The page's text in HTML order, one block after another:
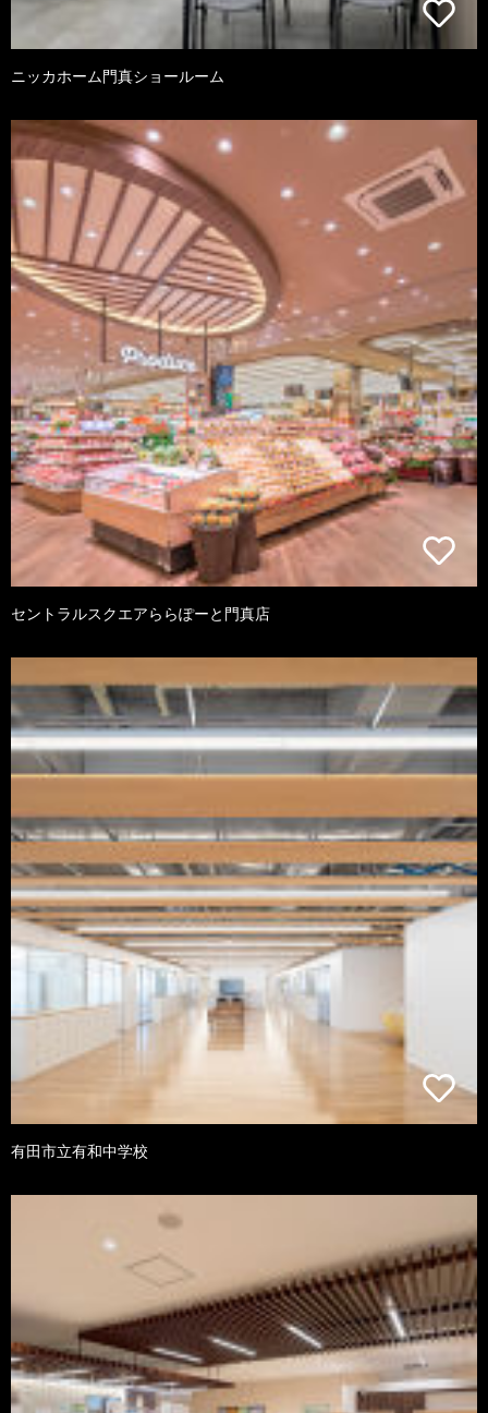
ニッカホーム門真ショールーム
セントラルスクエアららぽーと門真店
有田市立有和中学校